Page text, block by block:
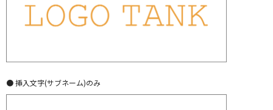
● 挿入文字(サブネーム)のみ